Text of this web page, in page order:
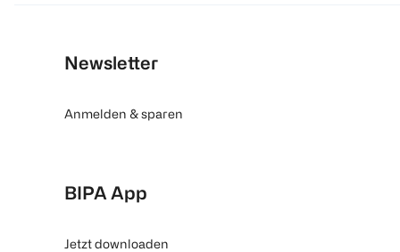
Newsletter
Anmelden & sparen
BIPA App
Jetzt downloaden